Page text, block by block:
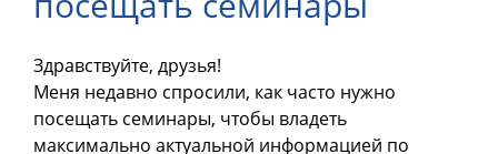
ОНЛАЙН-КУРСЫ
КОНТАКТЫ
Здравствуйте, друзья!
Меня недавно спросили, как часто нужно
посещать семинары, чтобы владеть
максимально актуальной информацией по